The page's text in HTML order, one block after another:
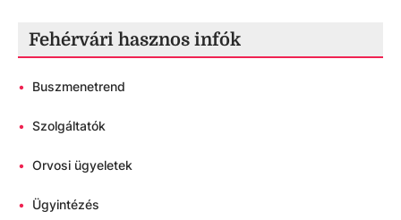
Fehérvári hasznos infók
• Buszmenetrend
• Szolgáltatók
• Orvosi ügyeletek
• Ügyintézés